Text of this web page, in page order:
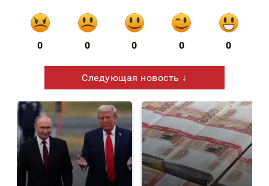
0 0 0 0 0
Следующая новость ↓